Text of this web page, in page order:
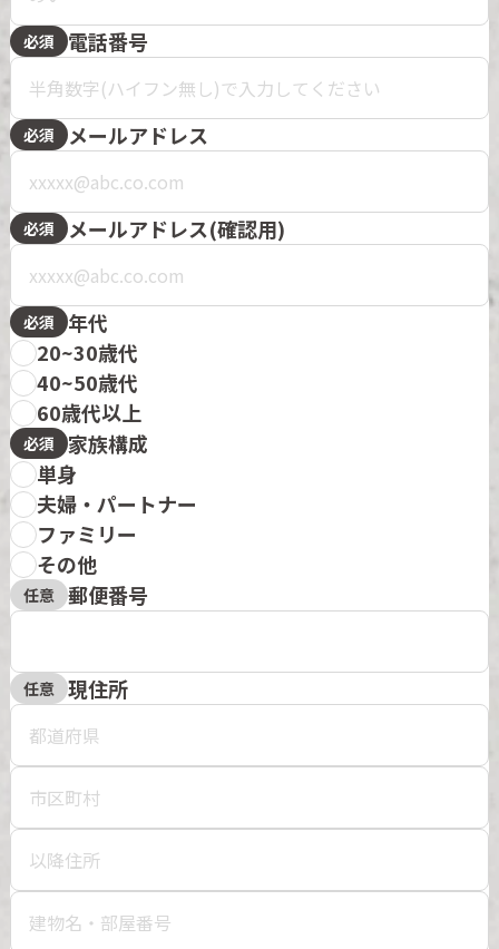
必須 電話番号
必須 メールアドレス
必須 メールアドレス(確認用)
必須
年代
20~30歳代
40~50歳代
60歳代以上
必須
家族構成
単身
夫婦・パートナー
ファミリー
その他
任意 郵便番号
任意 現住所